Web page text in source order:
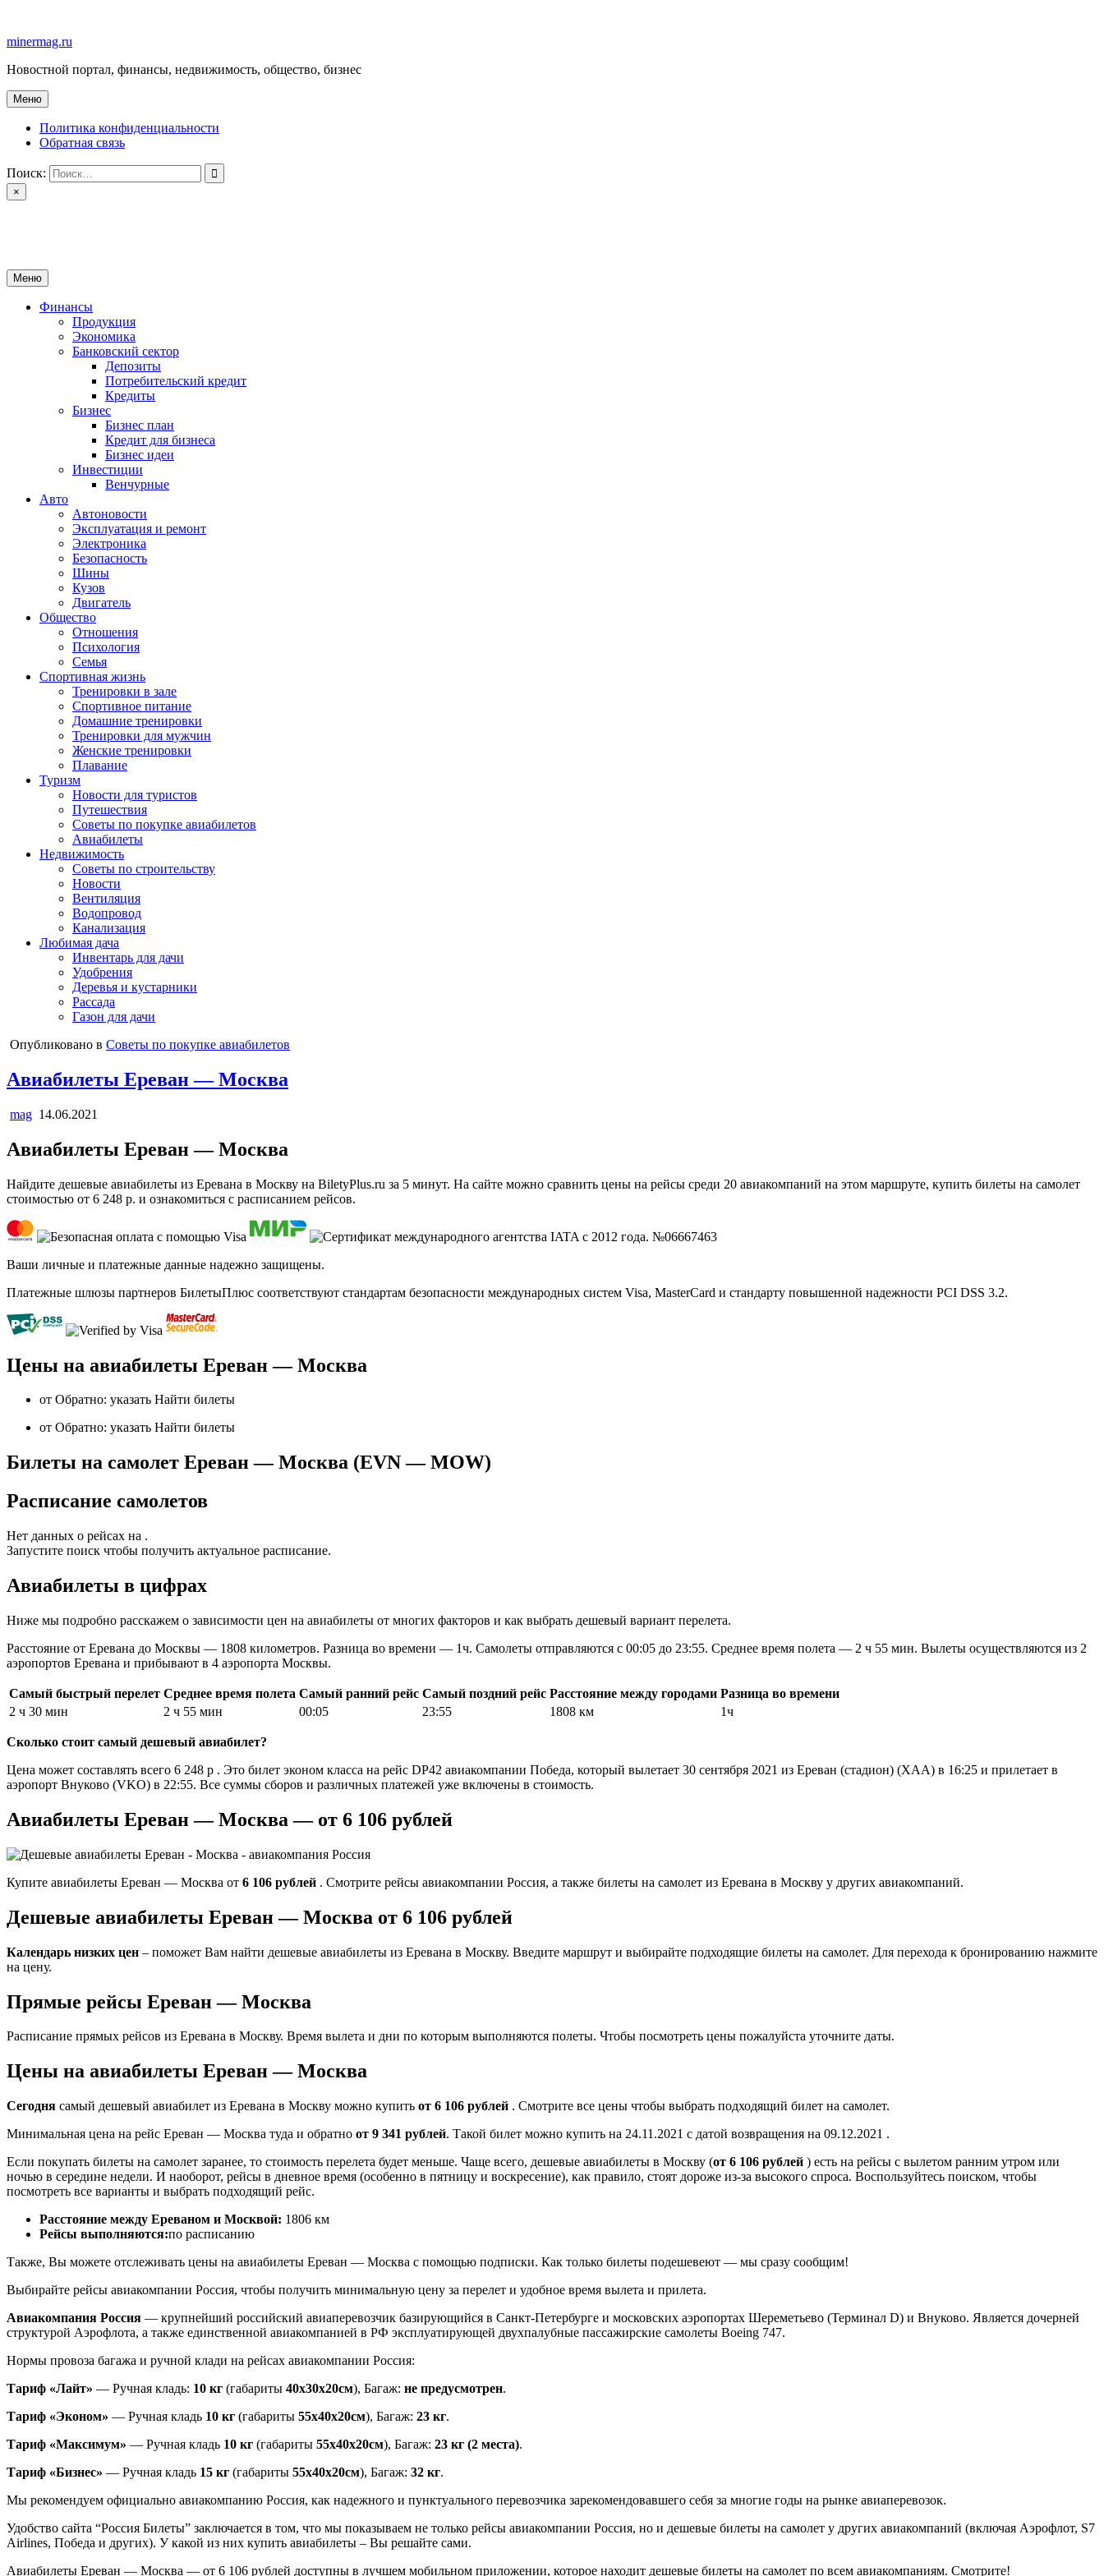
содержимому
minermag.ru
Новостной портал, финансы, недвижимость, общество, бизнес
Меню
Политика конфиденциальности
Обратная связь
Поиск:
×
Меню
Финансы
Продукция
Экономика
Банковский сектор
Депозиты
Потребительский кредит
Кредиты
Бизнес
Бизнес план
Кредит для бизнеса
Бизнес идеи
Инвестиции
Венчурные
Авто
Автоновости
Эксплуатация и ремонт
Электроника
Безопасность
Шины
Кузов
Двигатель
Общество
Отношения
Психология
Семья
Спортивная жизнь
Тренировки в зале
Спортивное питание
Домашние тренировки
Тренировки для мужчин
Женские тренировки
Плавание
Туризм
Новости для туристов
Путешествия
Советы по покупке авиабилетов
Авиабилеты
Недвижимость
Советы по строительству
Новости
Вентиляция
Водопровод
Канализация
Любимая дача
Инвентарь для дачи
Удобрения
Деревья и кустарники
Рассада
Газон для дачи
Опубликовано в Советы по покупке авиабилетов
Авиабилеты Ереван — Москва
mag 14.06.2021
Авиабилеты Ереван — Москва
Найдите дешевые авиабилеты из Еревана в Москву на BiletyPlus.ru за 5 минут. На сайте можно сравнить цены на рейсы среди 20 авиакомпаний на этом маршруте, купить билеты на самолет
стоимостью от 6 248 р. и ознакомиться с расписанием рейсов.
Ваши личные и платежные данные надежно защищены.
Платежные шлюзы партнеров БилетыПлюс соответствуют стандартам безопасности международных систем Visa, MasterCard и стандарту повышенной надежности PCI DSS 3.2.
Цены на авиабилеты Ереван — Москва
от Обратно: указать Найти билеты
от Обратно: указать Найти билеты
Билеты на самолет Ереван — Москва (EVN — MOW)
Расписание самолетов
Нет данных о рейсах на .
Запустите поиск чтобы получить актуальное расписание.
Авиабилеты в цифрах
Ниже мы подробно расскажем о зависимости цен на авиабилеты от многих факторов и как выбрать дешевый вариант перелета.
Расстояние от Еревана до Москвы — 1808 километров. Разница во времени — 1ч. Самолеты отправляются с 00:05 до 23:55. Среднее время полета — 2 ч 55 мин. Вылеты осуществляются из 2
аэропортов Еревана и прибывают в 4 аэропорта Москвы.
Самый быстрый перелет Среднее время полета Самый ранний рейс Самый поздний рейс Расстояние между городами Разница во времени
2 ч 30 мин
2 ч 55 мин 00:05 23:55 1808 км 1ч
Сколько стоит самый дешевый авиабилет?
Цена может составлять всего 6 248 р . Это билет эконом класса на рейс DP42 авиакомпании Победа, который вылетает 30 сентября 2021 из Ереван (стадион) (XAA) в 16:25 и прилетает в
аэропорт Внуково (VKO) в 22:55. Все суммы сборов и различных платежей уже включены в стоимость.
Авиабилеты Ереван — Москва — от 6 106 рублей
Купите авиабилеты Ереван — Москва от 6 106 рублей . Смотрите рейсы авиакомпании Россия, а также билеты на самолет из Еревана в Москву у других авиакомпаний.
Дешевые авиабилеты Ереван — Москва от 6 106 рублей
Календарь низких цен – поможет Вам найти дешевые авиабилеты из Еревана в Москву. Введите маршрут и выбирайте подходящие билеты на самолет. Для перехода к бронированию нажмите
на цену.
Прямые рейсы Ереван — Москва
Расписание прямых рейсов из Еревана в Москву. Время вылета и дни по которым выполняются полеты. Чтобы посмотреть цены пожалуйста уточните даты.
Цены на авиабилеты Ереван — Москва
Сегодня самый дешевый авиабилет из Еревана в Москву можно купить от 6 106 рублей . Смотрите все цены чтобы выбрать подходящий билет на самолет.
Минимальная цена на рейс Ереван — Москва туда и обратно от 9 341 рублей. Такой билет можно купить на 24.11.2021 с датой возвращения на 09.12.2021 .
Если покупать билеты на самолет заранее, то стоимость перелета будет меньше. Чаще всего, дешевые авиабилеты в Москву (от 6 106 рублей ) есть на рейсы с вылетом ранним утром или
ночью в середине недели. И наоборот, рейсы в дневное время (особенно в пятницу и воскресение), как правило, стоят дороже из-за высокого спроса. Воспользуйтесь поиском, чтобы
посмотреть все варианты и выбрать подходящий рейс.
Расстояние между Ереваном и Москвой: 1806 км
Рейсы выполняются:по расписанию
Также, Вы можете отслеживать цены на авиабилеты Ереван — Москва с помощью подписки. Как только билеты подешевеют — мы сразу сообщим!
Выбирайте рейсы авиакомпании Россия, чтобы получить минимальную цену за перелет и удобное время вылета и прилета.
Авиакомпания Россия — крупнейший российский авиаперевозчик базирующийся в Санкт-Петербурге и московских аэропортах Шереметьево (Терминал D) и Внуково. Является дочерней
структурой Аэрофлота, а также единственной авиакомпанией в РФ эксплуатирующей двухпалубные пассажирские самолеты Boeing 747.
Нормы провоза багажа и ручной клади на рейсах авиакомпании Россия:
Тариф «Лайт» — Ручная кладь: 10 кг (габариты 40x30x20см), Багаж: не предусмотрен.
Тариф «Эконом» — Ручная кладь 10 кг (габариты 55x40x20см), Багаж: 23 кг.
Тариф «Максимум» — Ручная кладь 10 кг (габариты 55x40x20см), Багаж: 23 кг (2 места).
Тариф «Бизнес» — Ручная кладь 15 кг (габариты 55x40x20см), Багаж: 32 кг.
Мы рекомендуем официально авиакомпанию Россия, как надежного и пунктуального перевозчика зарекомендовавшего себя за многие годы на рынке авиаперевозок.
Удобство сайта “Россия Билеты” заключается в том, что мы показываем не только рейсы авиакомпании Россия, но и дешевые билеты на самолет у других авиакомпаний (включая Аэрофлот, S7
Airlines, Победа и других). У какой из них купить авиабилеты – Вы решайте сами.
Авиабилеты Ереван — Москва — от 6 106 рублей доступны в лучшем мобильном приложении, которое находит дешевые билеты на самолет по всем авиакомпаниям. Смотрите!